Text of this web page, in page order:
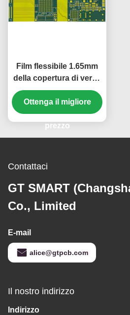
Film flessibile 1.65mm
della copertura di verde
di montaggio del PWB
di 8 strati FR4
Ottenga il migliore
prezzo
Contattaci
GT SMART
Co., Limited
E-mail
alice@gtpcb.com
Il nostro indirizzo
Indirizzo